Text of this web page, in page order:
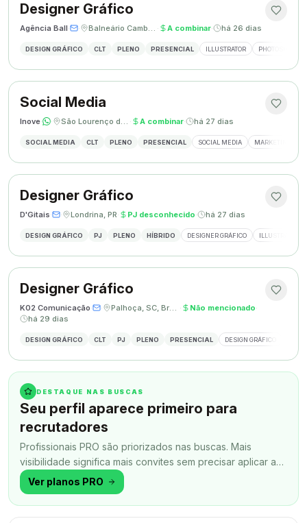
Designer Gráfico
Agência Ball· · Balneário Camboriú, SC · A combinar· há 26 dias
DESIGN GRÁFICO CLT PLENO PRESENCIAL ILLUSTRATOR PHOTOSHOP
Social Media
Inove· · São Lourenço do Oeste, SC · A combinar· há 27 dias
SOCIAL MEDIA CLT PLENO PRESENCIAL SOCIAL MEDIA MARKETING
Designer Gráfico
D'Gitais· · Londrina, PR· PJ desconhecido· há 27 dias
DESIGN GRÁFICO PJ PLENO HÍBRIDO DESIGNER GRÁFICO ILLUSTRATOR
Designer Gráfico
K02 Comunicação· · Palhoça, SC, Brasil · Não mencionado·
há 29 dias
DESIGN GRÁFICO CLT PJ PLENO PRESENCIAL DESIGN GRÁFICO
DESTAQUE NAS BUSCAS
Seu perfil aparece primeiro para
recrutadores
Profissionais PRO são priorizados nas buscas. Mais
visibilidade significa mais convites sem precisar aplicar a
todo momento.
Ver planos PRO